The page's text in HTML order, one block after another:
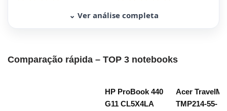
⌄ Ver análise completa
Comparação rápida – TOP 3 notebooks
HP ProBook 440
G11 CL5X4LA
Acer
TMP214-55-